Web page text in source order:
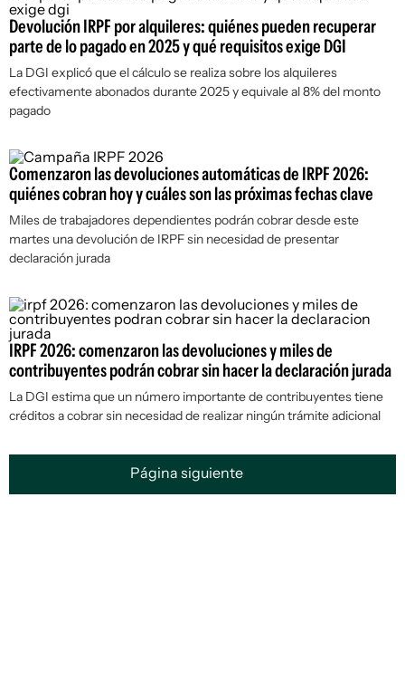
Devolución IRPF por alquileres: quiénes pueden recuperar
parte de lo pagado en 2025 y qué requisitos exige DGI
La DGI explicó que el cálculo se realiza sobre los alquileres
efectivamente abonados durante 2025 y equivale al 8% del monto
pagado
Comenzaron las devoluciones automáticas de IRPF 2026:
quiénes cobran hoy y cuáles son las próximas fechas clave
Miles de trabajadores dependientes podrán cobrar desde este
martes una devolución de IRPF sin necesidad de presentar
declaración jurada
IRPF 2026: comenzaron las devoluciones y miles de
contribuyentes podrán cobrar sin hacer la declaración jurada
La DGI estima que un número importante de contribuyentes tiene
créditos a cobrar sin necesidad de realizar ningún trámite adicional
Página siguiente